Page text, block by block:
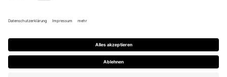
Mo-Do: 9:00 – 11:30 + 13:30 – 16:30
Fr: 9:00 – 11:30 + 13:30 – 14:30